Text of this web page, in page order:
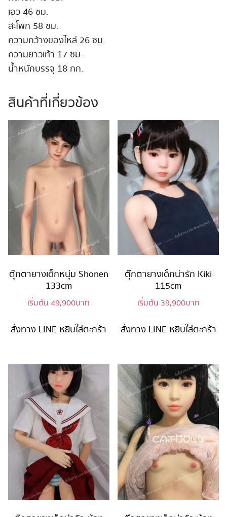
เอว 46 ซม.
สะโพก 58 ซม.
ความกว้างของไหล่ 26 ซม.
ความยาวเท้า 17 ซม.
น้ำหนักบรรจุ 18 กก.
สินค้าที่เกี่ยวข้อง
ตุ๊กตายางเด็กหนุ่ม Shonen
133cm
เริ่มต้น49,900บาท
สั่งทาง LINE หยิบใส่ตะกร้า
ตุ๊กตายางเด็กน่ารัก Kiki
115cm
เริ่มต้น 39,900บาท
สั่งทาง LINE หยิบใส่ตะกร้า